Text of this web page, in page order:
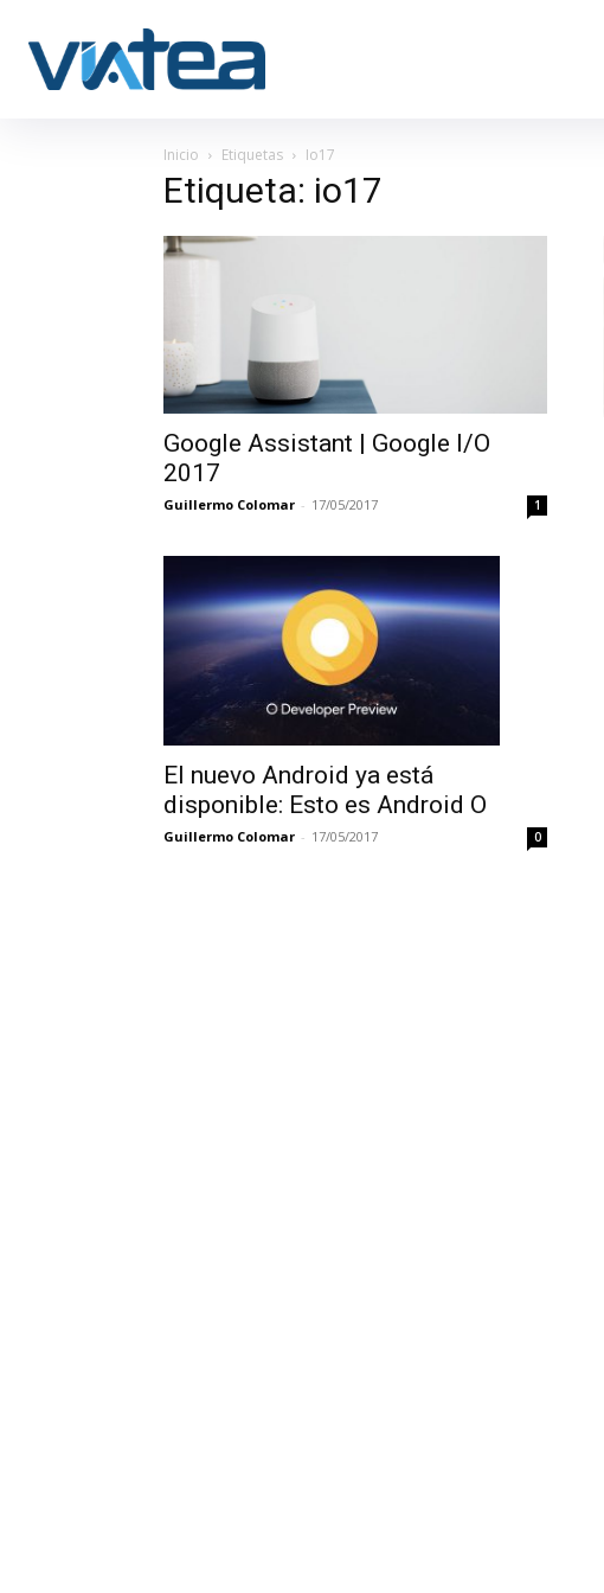
Inicio Etiquetas Io17
Etiqueta: io17
Google Assistant | Google I/O
2017
Guillermo Colomar - 17/05/2017 1
El nuevo Android ya está
disponible: Esto es Android O
Guillermo Colomar - 17/05/2017 0